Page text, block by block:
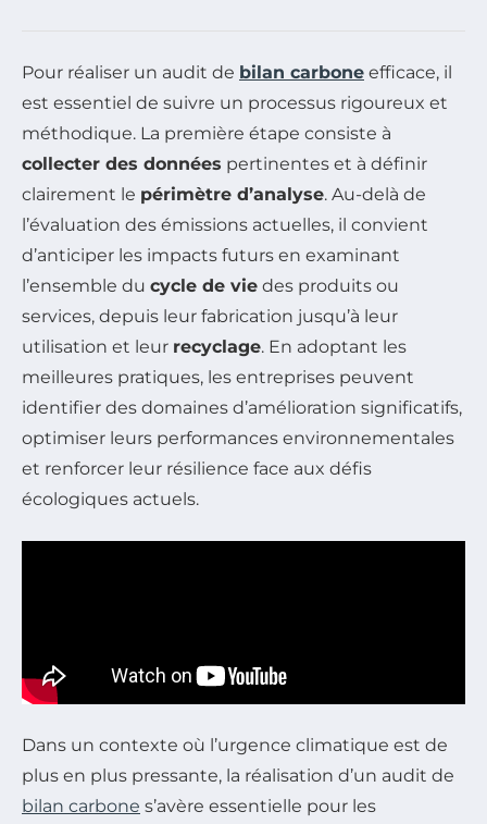
Pour réaliser un audit de bilan carbone efficace, il
est essentiel de suivre un processus rigoureux et
méthodique. La première étape consiste à
collecter des données pertinentes et à définir
clairement le périmètre d’analyse. Au-delà de
l’évaluation des émissions actuelles, il convient
d’anticiper les impacts futurs en examinant
l’ensemble du cycle de vie des produits ou
services, depuis leur fabrication jusqu’à leur
utilisation et leur recyclage. En adoptant les
meilleures pratiques, les entreprises peuvent
identifier des domaines d’amélioration significatifs,
optimiser leurs performances environnementales
et renforcer leur résilience face aux défis
écologiques actuels.
Dans un contexte où l’urgence climatique est de
plus en plus pressante, la réalisation d’un audit de
bilan carbone s’avère essentielle pour les